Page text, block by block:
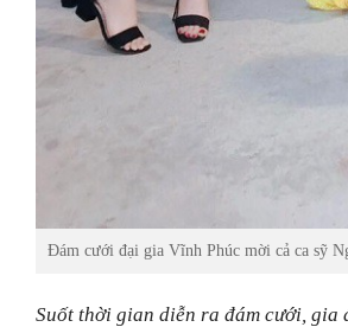
Đám cưới đại gia Vĩnh Phúc mời cả ca sỹ
Suốt thời gian diễn ra đám cưới, gia